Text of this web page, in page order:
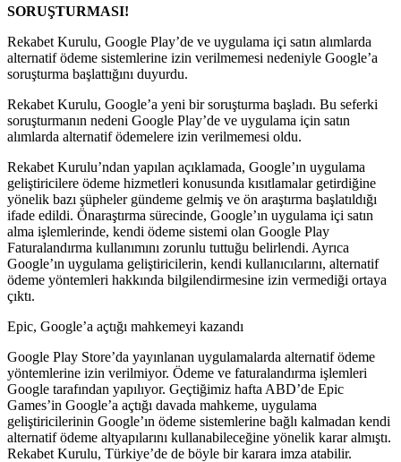
SORUŞTURMASI!
Rekabet Kurulu, Google Play’de ve uygulama içi satın alımlarda
alternatif ödeme sistemlerine izin verilmemesi nedeniyle Google’a
soruşturma başlattığını duyurdu.
Rekabet Kurulu, Google’a yeni bir soruşturma başladı. Bu seferki
soruşturmanın nedeni Google Play’de ve uygulama için satın
alımlarda alternatif ödemelere izin verilmemesi oldu.
Rekabet Kurulu’ndan yapılan açıklamada, Google’ın uygulama
geliştiricilere ödeme hizmetleri konusunda kısıtlamalar getirdiğine
yönelik bazı şüpheler gündeme gelmiş ve ön araştırma başlatıldığı
ifade edildi. Önaraştırma sürecinde, Google’ın uygulama içi satın
alma işlemlerinde, kendi ödeme sistemi olan Google Play
Faturalandırma kullanımını zorunlu tuttuğu belirlendi. Ayrıca
Google’ın uygulama geliştiricilerin, kendi kullanıcılarını, alternatif
ödeme yöntemleri hakkında bilgilendirmesine izin vermediği ortaya
çıktı.
Epic, Google’a açtığı mahkemeyi kazandı
Google Play Store’da yayınlanan uygulamalarda alternatif ödeme
yöntemlerine izin verilmiyor. Ödeme ve faturalandırma işlemleri
Google tarafından yapılıyor. Geçtiğimiz hafta ABD’de Epic
Games’in Google’a açtığı davada mahkeme, uygulama
geliştiricilerinin Google’ın ödeme sistemlerine bağlı kalmadan kendi
alternatif ödeme altyapılarını kullanabileceğine yönelik karar almıştı.
Rekabet Kurulu, Türkiye’de de böyle bir karara imza atabilir.